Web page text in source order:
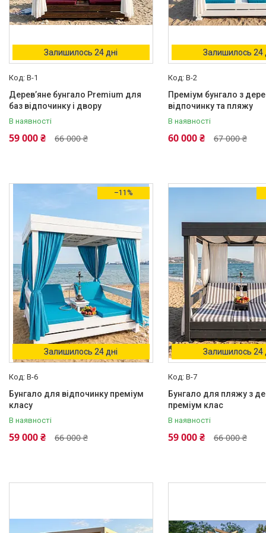
Залишилось 24 дні
B-1
Дерев’яне бунгало Premium для
баз відпочинку і двору
В наявності
66 000 ₴
59 000 ₴
Залишилось 24
B-2
Преміум бунгало з
відпочинку та пляжу
В наявності
67 000 ₴
60 000 ₴
–11%
Залишилось 24 дні
B-6
Бунгало для відпочинку преміум
класу
В наявності
66 000 ₴
59 000 ₴
Залишилось 24
B-7
Бунгало для пляжу з
преміум клас
В наявності
66 000 ₴
59 000 ₴